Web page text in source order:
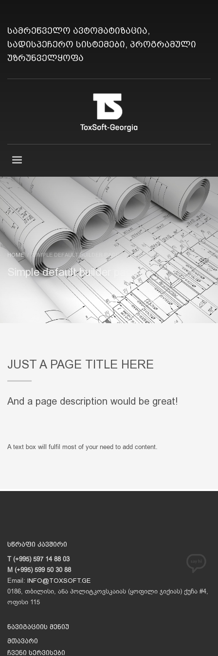
სამრეწველო ავტომატიზაცია,
სადისპეჩერო სისტემები, პროგრამული
უზრუნველყოფა
HOME SIMPLE DEFAULT BUILDER PAGE
Simple default builder page
JUST A PAGE TITLE HERE
And a page description would be great!
A text box will fulfil most of your need to add content.
სწრაფი კავშირი
T (+995) 597 14 88 03
M (+995) 599 50 30 88
Email: INFO@TOXSOFT.GE
0186, თბილისი, ანა პოლიტკოვსკაიას (ყოფილი ჯიქიას) ქუჩა #4,
ოფისი 115
ნავიგაციის მენიუ
მთავარი
ჩვენი სერვისები